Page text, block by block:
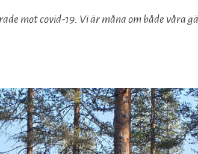
mot covid-19. Vi är måna om både våra